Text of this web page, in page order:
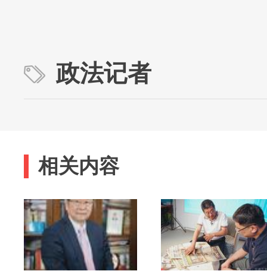
政法记者
相关内容